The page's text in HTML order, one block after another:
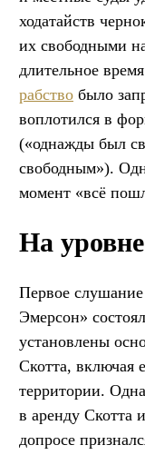
ходатайств
их свободными
длительное
рабство было
воплотился в
(«однажды был
свободным»).
момент «всё
На
Первое
Эмерсон»
установлены
Скотта, включая
территории.
в аренду Скотта
допросе